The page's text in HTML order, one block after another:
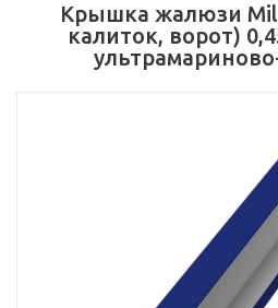
Крышка жалюзи
калиток, ворот)